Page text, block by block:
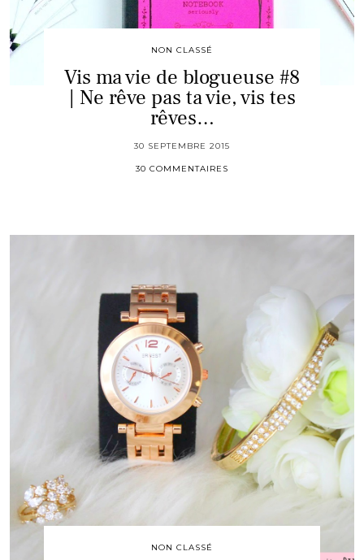
NON CLASSÉ
Vis ma vie de blogueuse #8
| Ne rêve pas ta vie, vis tes
rêves…
30 SEPTEMBRE 2015
30 COMMENTAIRES
NON CLASSÉ